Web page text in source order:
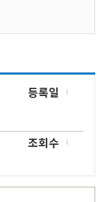
등록일
조회수